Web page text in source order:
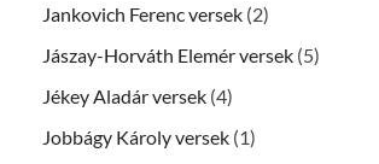
Jankovich Ferenc versek (2)
Jászay-Horváth Elemér versek (5)
Jékey Aladár versek (4)
Jobbágy Károly versek (1)